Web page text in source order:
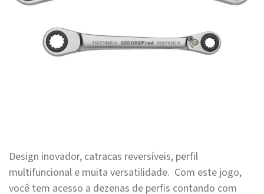
Design inovador, catracas reversíveis, perfil
multifuncional e muita versatilidade. Com este jogo,
você tem acesso a dezenas de perfis contando com